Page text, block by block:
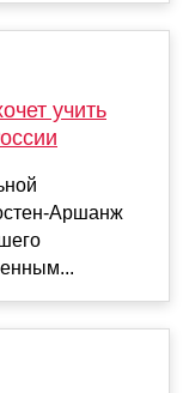
учить
Аршанж